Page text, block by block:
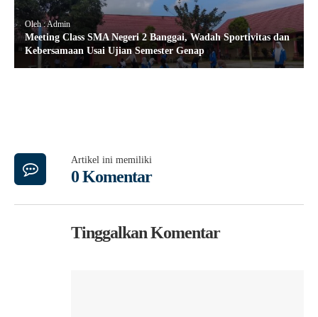
Oleh : Admin
Meeting Class SMA Negeri 2 Banggai, Wadah Sportivitas dan
Kebersamaan Usai Ujian Semester Genap
Artikel ini memiliki
0 Komentar
Tinggalkan Komentar